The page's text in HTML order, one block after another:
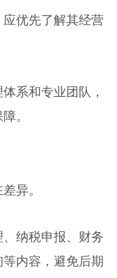
优先了解其经营
系和专业团队，
。
异。
纳税申报、财务
内容，避免后期